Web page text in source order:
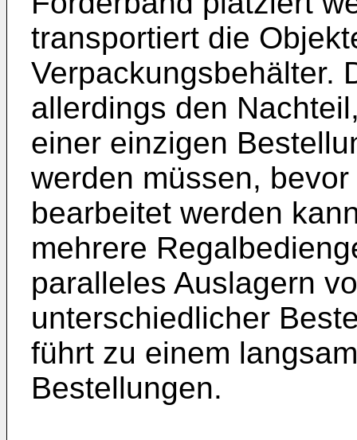
transportiert die
Verpackungsbehälter.
allerdings den
einer einzigen
werden müssen,
bearbeitet werden
mehrere
paralleles Auslagern
unterschiedlicher
führt zu einem
Bestellungen.